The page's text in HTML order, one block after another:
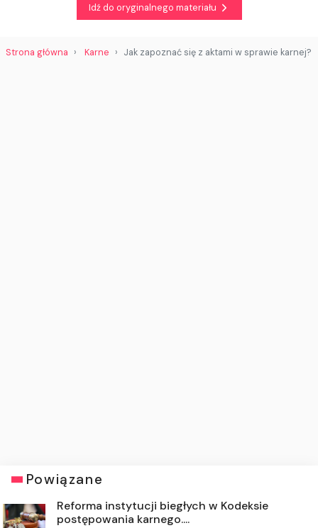
Idź do oryginalnego materiału
Strona główna Karne Jak zapoznać się z aktami w sprawie karnej?
Powiązane
Reforma instytucji biegłych w Kodeksie
postępowania karnego....